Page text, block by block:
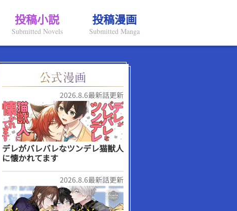
投稿小説
Submitted Novels
投稿漫画
Submitted Manga
2026.8.6最新話更新
デレがバレバレなツンデレ猫獣人
に懐かれてます
2026.8.6最新話更新